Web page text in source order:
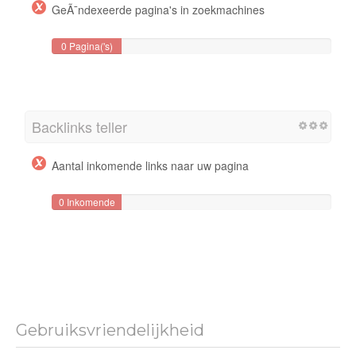
GeÃ¯ndexeerde pagina's in zoekmachines
0 Pagina('s)
Backlinks teller
Aantal inkomende links naar uw pagina
0 Inkomende
Gebruiksvriendelijkheid